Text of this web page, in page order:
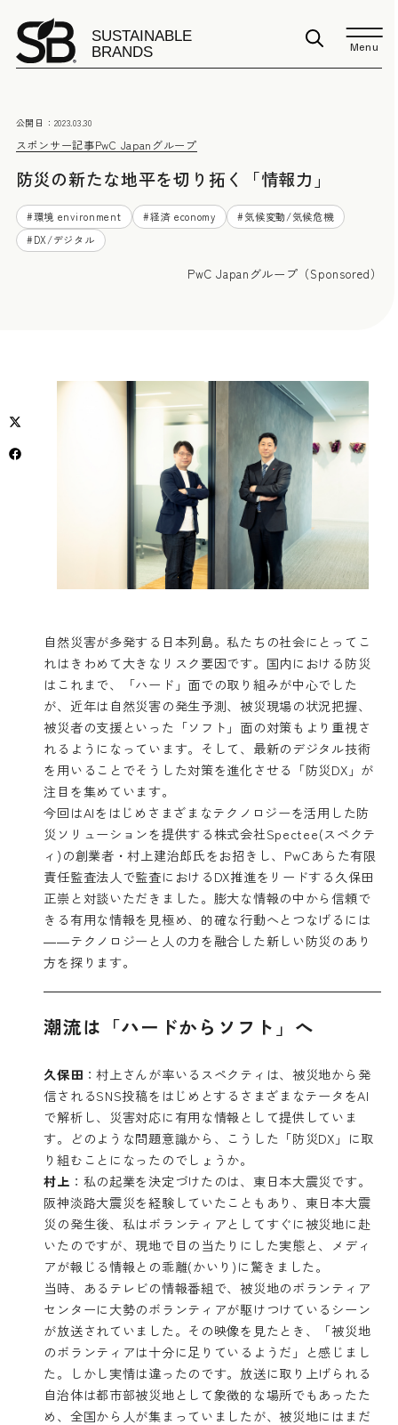
Menu
スポンサー記事PwC Japanグループ
公開日： 2023.03.30
防災の新たな地平を切り拓く「情報力」
#環境 environment #経済 economy #気候変動/気候危機
#DX/デジタル
PwC Japanグループ（Sponsored）
自然災害が多発する日本列島。私たちの社会にとってこ
れはきわめて大きなリスク要因です。国内における防災
はこれまで、「ハード」面での取り組みが中心でした
が、近年は自然災害の発生予測、被災現場の状況把握、
被災者の支援といった「ソフト」面の対策もより重視さ
れるようになっています。そして、最新のデジタル技術
を用いることでそうした対策を進化させる「防災DX」が
注目を集めています。
今回はAIをはじめさまざまなテクノロジーを活用した防
災ソリューションを提供する株式会社Spectee(スペクテ
ィ)の創業者・村上建治郎氏をお招きし、PwCあらた有限
責任監査法人で監査におけるDX推進をリードする久保田
正崇と対談いただきました。膨大な情報の中から信頼で
きる有用な情報を見極め、的確な行動へとつなげるには
――テクノロジーと人の力を融合した新しい防災のあり
方を探ります。
潮流は「ハードからソフト」へ
久保田 ：村上さんが率いるスペクティは、被災地から発
信されるSNS投稿をはじめとするさまざまなテータをAI
で解析し、災害対応に有用な情報として提供していま
す。どのような問題意識から、こうした「防災DX」に取
り組むことになったのでしょうか。
村上 ：私の起業を決定づけたのは、東日本大震災です。
阪神淡路大震災を経験していたこともあり、東日本大震
災の発生後、私はボランティアとしてすぐに被災地に赴
いたのですが、現地で目の当たりにした実態と、メディ
アが報じる情報との乖離(かいり)に驚きました。
当時、あるテレビの情報番組で、被災地のボランティア
センターに大勢のボランティアが駆けつけているシーン
が放送されていました。その映像を見たとき、「被災地
のボランティアは十分に足りているようだ」と感じまし
た。しかし実情は違ったのです。放送に取り上げられる
自治体は都市部被災地として象徴的な場所でもあったた
め、全国から人が集まっていましたが、被災地にはまだ